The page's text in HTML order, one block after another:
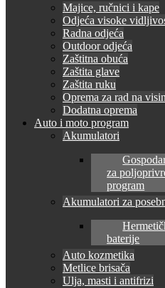
Majice, ručnici i kape
Odjeća visoke
Radna odjeća
Outdoor odjeća
Zaštitna obuća
Zaštita glave
Zaštita ruku
Oprema za rad na
Dodatna oprema
Auto i moto program
Akumulatori
za
program
Akumulatori za
baterije
Auto kozmetika
Metlice brisača
Ulja, masti i antifrizi